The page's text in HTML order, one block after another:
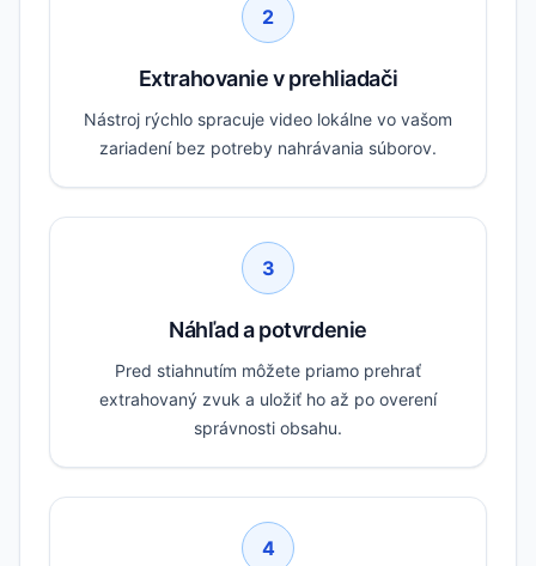
2
Extrahovanie v prehliadači
Nástroj rýchlo spracuje video lokálne vo vašom
zariadení bez potreby nahrávania súborov.
3
Náhľad a potvrdenie
Pred stiahnutím môžete priamo prehrať
extrahovaný zvuk a uložiť ho až po overení
správnosti obsahu.
4